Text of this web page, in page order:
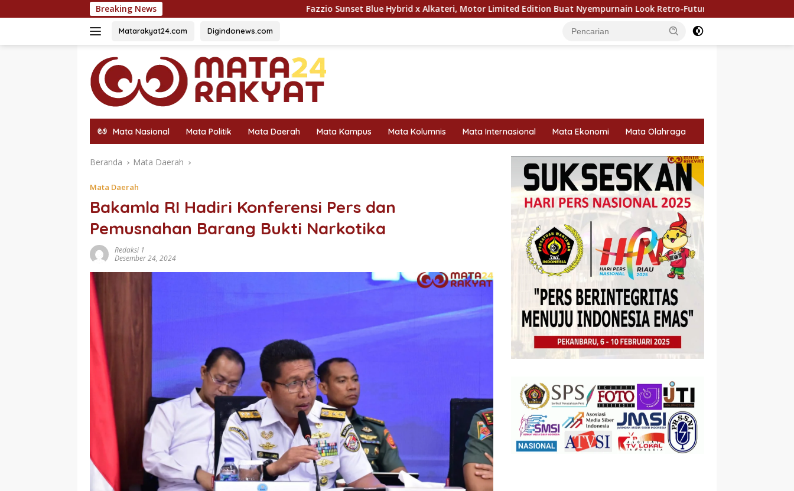
ke
Breaking News Fazzio Sunset Blue Hybrid x Alkateri, Motor Limited Edition Buat Nyempurnain Look Retro-Future Lo 500 Bendera Merah Putih
Matarakyat24.com Digindonews.com
Mata Nasional Mata Politik Mata Daerah Mata Kampus Mata Kolumnis Mata Internasional Mata Ekonomi Mata Olahraga
Beranda Mata Daerah
Mata Daerah
Bakamla RI Hadiri Konferensi Pers dan
Pemusnahan Barang Bukti Narkotika
Redaksi 1
Desember 24, 2024